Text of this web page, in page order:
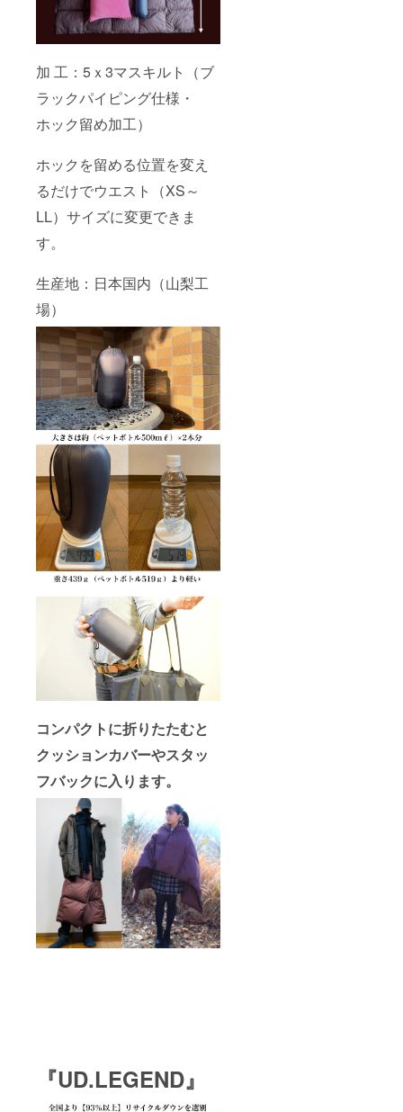
加 工：5ｘ3マスキルト（ブ
ラックパイピング仕様・
ホック留め加工）
ホックを留める位置を変え
るだけでウエスト（XS～
LL）サイズに変更できま
す。
生産地：日本国内（山梨工
場）
コンパクトに折りたたむと
クッションカバーやスタッ
フバックに入ります。
『UD.LEGEND』